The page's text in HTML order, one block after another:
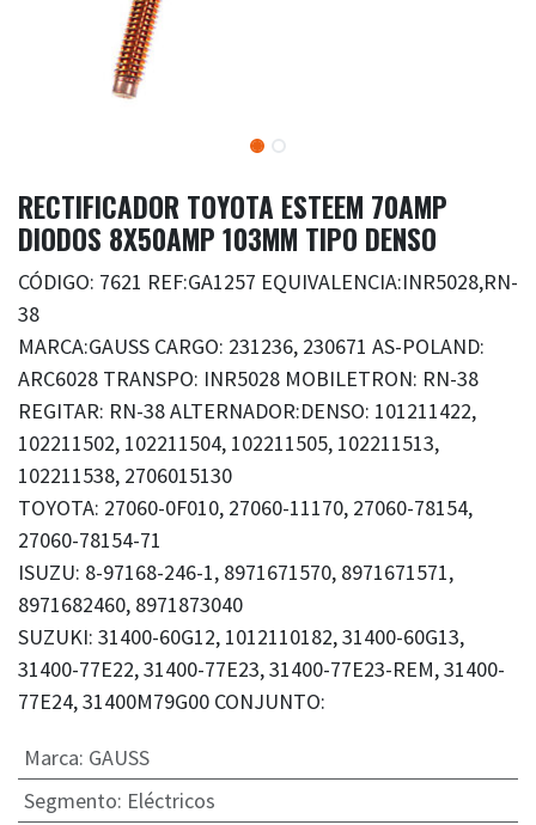
RECTIFICADOR TOYOTA ESTEEM 70AMP
DIODOS 8X50AMP 103MM TIPO DENSO
CÓDIGO: 7621 REF:GA1257 EQUIVALENCIA:INR5028,RN-
38
MARCA:GAUSS CARGO: 231236, 230671 AS-POLAND:
ARC6028 TRANSPO: INR5028 MOBILETRON: RN-38
REGITAR: RN-38 ALTERNADOR:DENSO: 101211422,
102211502, 102211504, 102211505, 102211513,
102211538, 2706015130
TOYOTA: 27060-0F010, 27060-11170, 27060-78154,
27060-78154-71
ISUZU: 8-97168-246-1, 8971671570, 8971671571,
8971682460, 8971873040
SUZUKI: 31400-60G12, 1012110182, 31400-60G13,
31400-77E22, 31400-77E23, 31400-77E23-REM, 31400-
77E24, 31400M79G00 CONJUNTO:
Marca: GAUSS
Segmento: Eléctricos